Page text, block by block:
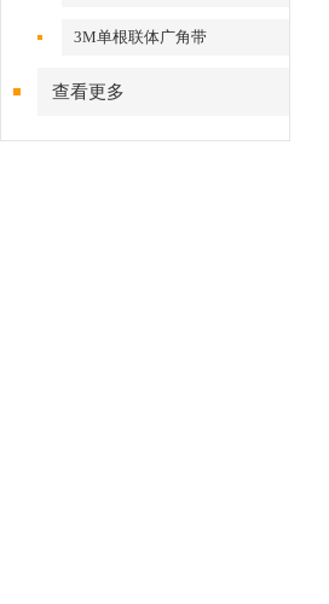
3M单根联体广角带
查看更多